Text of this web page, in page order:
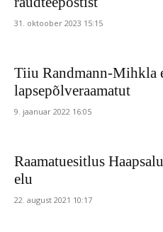
31. oktoober 2023 15:15
Tiiu Randmann-Mihkla
lapsepõlveraamatut
9. jaanuar 2022 16:05
Raamatuesitlus
elu
22. august 2021 10:17